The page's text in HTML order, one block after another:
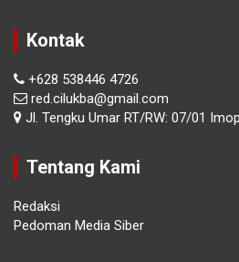
Kontak
+628 538446 4726
red.cilukba@gmail.com
Jl. Tengku Umar RT/RW: 07/01
Tentang Kami
Redaksi
Pedoman Media Siber